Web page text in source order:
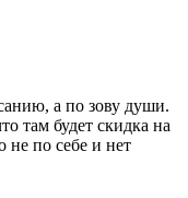
а по зову души.
там будет скидка на
не по себе и нет